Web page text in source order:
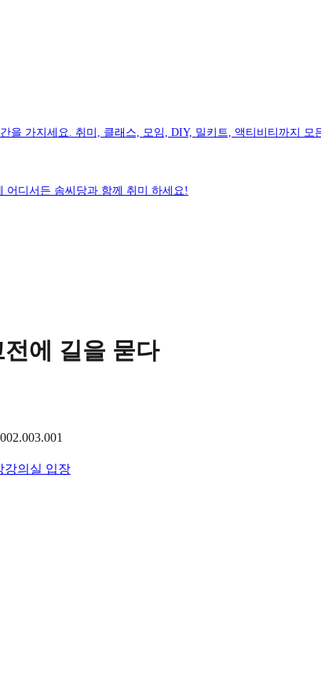
가지세요. 취미, 클래스, 모임, DIY, 밀키트, 액티비티까지 모
어디서든 솜씨당과 함께 취미 하세요!
에 길을 묻다
강의실 입장